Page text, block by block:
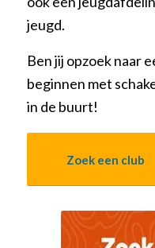
jeugd.
Ben jij opzoek naar
beginnen met
in de buurt!
Zoek een club